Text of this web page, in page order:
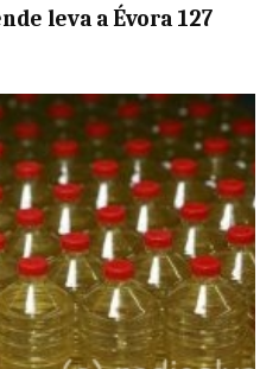
leva a Évora 127